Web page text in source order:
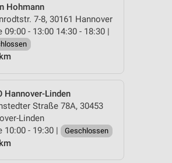
Hohmann
7-8, 30161 Hannover
09:00 - 13:00 14:30 - 18:30 |
Hannover-Linden
Straße 78A, 30453
Linden
10:00 - 19:30 |
Geschlossen